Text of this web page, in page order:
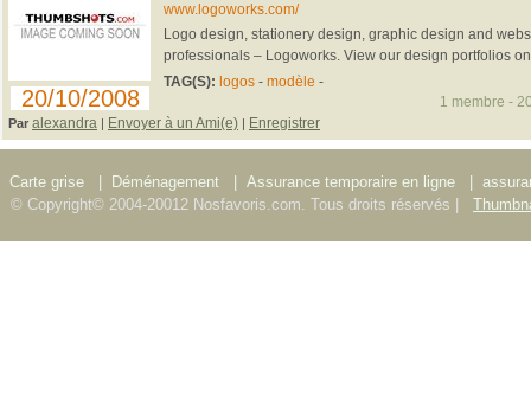
20/10/2008
www.logoworks.com/
Logo design, stationery design, graphic design and
professionals – Logoworks. View our design portfolios
TAG(S): logos- modèle -
Par alexandra | Envoyer à un Ami(e) | Enregistrer
1 membre -
Carte grise Déménagement Assurance temporaire en ligne
© Copyright© 2004-20012 Nosfavoris.com. Tous droits réservés |